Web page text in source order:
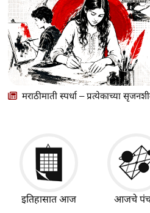
मराठीमाती स्पर्धा – प्रत्येकाच्या
इतिहासात आज आजचे